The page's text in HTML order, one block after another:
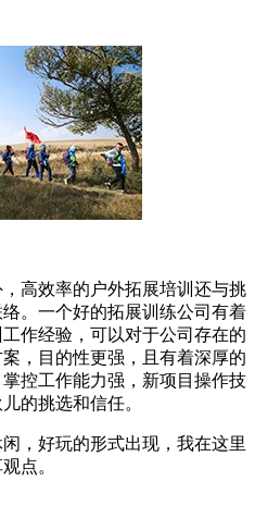
高效率的户外拓展培训还与挑
。一个好的拓展训练公司有着
作经验，可以对于公司存在的
，目的性更强，且有着深厚的
控工作能力强，新项目操作技
的挑选和信任。
，好玩的形式出现，我在这里
点。